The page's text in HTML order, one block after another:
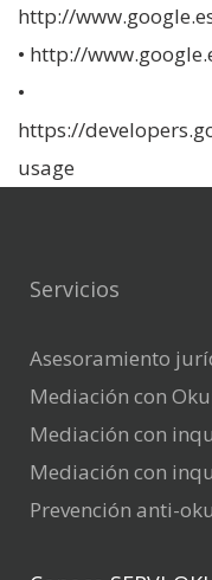
http://
• http://
•
https://
usage
Servicios
Asesoramiento
Mediación con
Mediación con
Mediación con
Prevención anti-